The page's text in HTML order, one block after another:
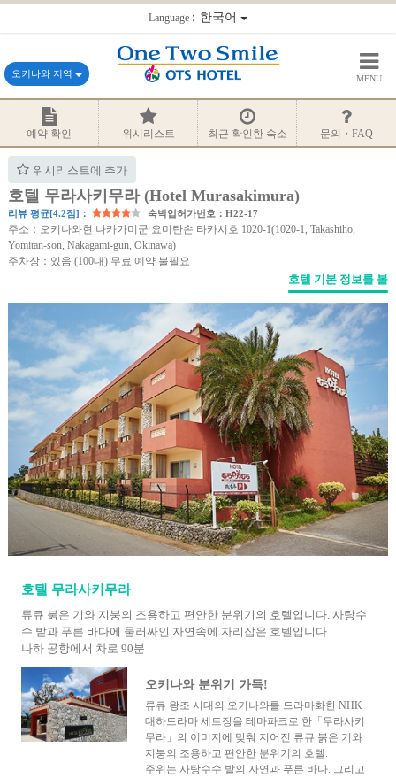
Language：한국어
오키나와 지역 MENU
예약 확인 위시리스트 최근 확인한 숙소 문의・FAQ
위시리스트에 추가
호텔 무라사키무라 (Hotel Murasakimura)
리뷰 평균[4.2점]： 숙박업허가번호：H22-17
주소：오키나와현 나카가미군 요미탄손 타카시호 1020-1(1020-1, Takashiho,
Yomitan-son, Nakagami-gun, Okinawa)
주차장：있음 (100대) 무료 예약 불필요
호텔 기본 정보를 볼
호텔 무라사키무라
류큐 붉은 기와 지붕의 조용하고 편안한 분위기의 호텔입니다. 사탕수
수 밭과 푸른 바다에 둘러싸인 자연속에 자리잡은 호텔입니다.
나하 공항에서 차로 90분
오키나와 분위기 가득!
류큐 왕조 시대의 오키나와를 드라마화한 NHK
대하드라마 세트장을 테마파크로 한「무라사키
무라」의 이미지에 맞춰 지어진 류큐 붉은 기와
지붕의 조용하고 편안한 분위기의 호텔.
주위는 사탕수수 밭의 자연과 푸른 바다. 그리고